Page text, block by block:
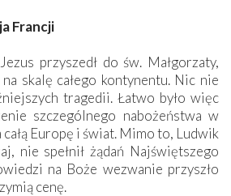
Francji
przyszedł do św. Małgorzaty,
na skalę całego kontynentu. Nic nie
tragedii. Łatwo było więc
szczególnego nabożeństwa w
całą Europę i świat. Mimo to, Ludwik
nie spełnił żądań Najświętszego
na Boże wezwanie przyszło
cenę.